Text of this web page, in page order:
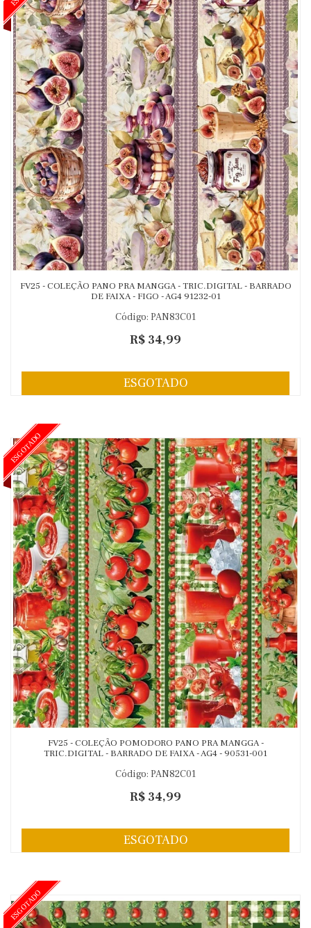
FV25 - COLEÇÃO PANO PRA MANGGA - TRIC.DIGITAL - BARRADO
DE FAIXA - FIGO - AG4 91232-01
Código: PAN83C01
R$ 34,99
ESGOTADO
ESGOTADO
FV25 - COLEÇÃO POMODORO PANO PRA MANGGA -
TRIC.DIGITAL - BARRADO DE FAIXA - AG4 - 90531-001
Código: PAN82C01
R$ 34,99
ESGOTADO
ESGOTADO